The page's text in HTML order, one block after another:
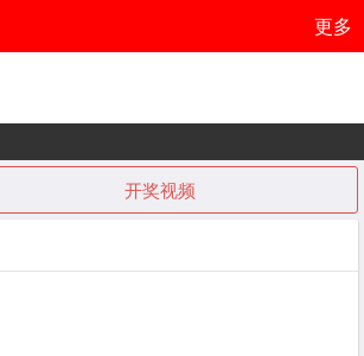
更多
开奖视频